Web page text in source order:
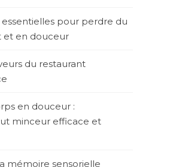
essentielles pour perdre du
et en douceur
du restaurant
en douceur :
minceur efficace et
mémoire sensorielle